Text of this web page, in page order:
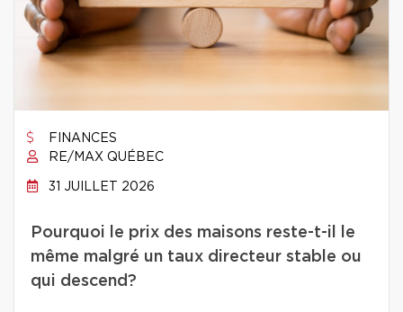
FINANCES
RE/MAX QUÉBEC
31 JUILLET 2026
Pourquoi le prix des maisons reste-t-il le
même malgré un taux directeur stable ou
qui descend?